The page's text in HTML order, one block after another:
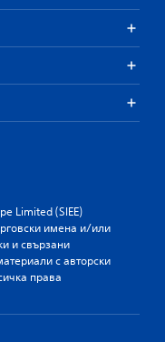
Limited (SIEE)
имена и/или
и свързани
с авторски
права